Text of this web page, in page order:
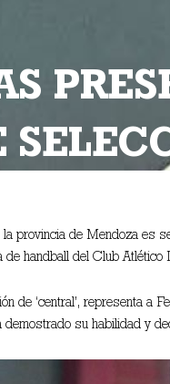
provincia de Mendoza es
handball del Club
de ‘central’, representa
su habilidad y